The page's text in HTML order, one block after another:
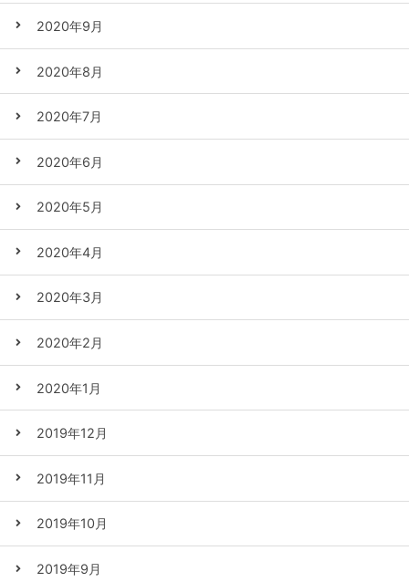
2020年9月
2020年8月
2020年7月
2020年6月
2020年5月
2020年4月
2020年3月
2020年2月
2020年1月
2019年12月
2019年11月
2019年10月
2019年9月